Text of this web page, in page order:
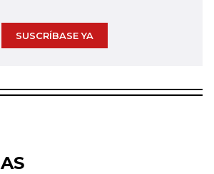
SUSCRÍBASE YA